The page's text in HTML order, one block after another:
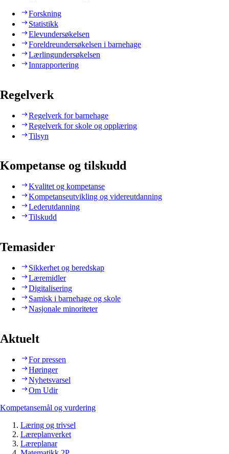
Forskning
Statistikk
Elevundersøkelsen
Foreldreundersøkelsen i barnehage
Lærlingundersøkelsen
Innrapportering
Regelverk
Regelverk for barnehage
Regelverk for skole og opplæring
Tilsyn
Kompetanse og tilskudd
Kvalitet og kompetanse
Kompetanseutvikling og videreutdanning
Lederutdanning
Tilskudd
Temasider
Sikkerhet og beredskap
Læremidler
Digitalisering
Samisk i barnehage og skole
Nasjonale minoriteter
Aktuelt
For pressen
Høringer
Nyhetsvarsel
Om Udir
Kompetansemål og vurdering
Læring og trivsel
Læreplanverket
Læreplanar